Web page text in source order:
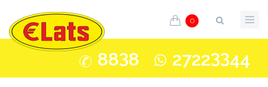
0
8838 27223344